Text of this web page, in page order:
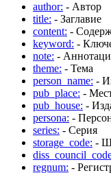
author: - Автор
title: - Заглавие
content: -
keyword: -
note: -
theme: - Тема
person_name: -
pub_place: -
pub_house: -
persona: -
series: - Серия
storage_code: -
regnum: -